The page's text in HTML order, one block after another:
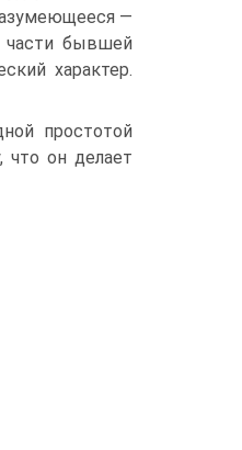
—
части бывшей
характер.
простотой
что он делает